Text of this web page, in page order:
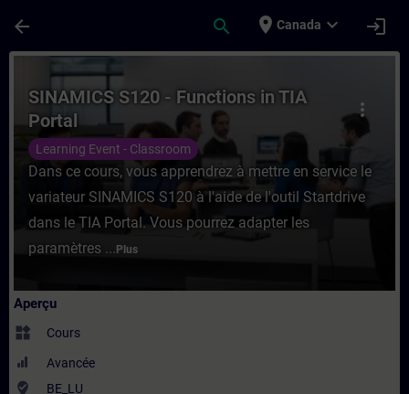
arrow_back search place Canada expand_more login
Cours - SINAMICS S120 - Functions in
more_vert
SINAMICS S120 - Functions in TIA
Portal
Learning Event - Classroom
Dans ce cours, vous apprendrez à mettre en service le
variateur SINAMICS S120 à l'aide de l'outil Startdrive
dans le TIA Portal. Vous pourrez adapter les
paramètres ... Plus
Aperçu
widgets Cours
Avancée
where_to_vote BE_LU